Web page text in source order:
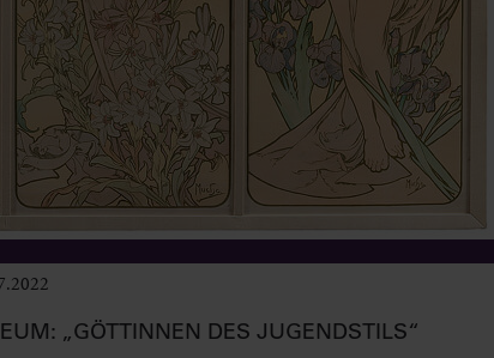
„GÖTTINNEN DES JUGENDSTILS“